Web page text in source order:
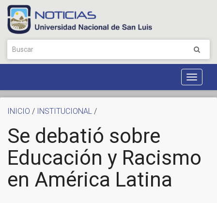
Toggle
INICIO / INSTITUCIONAL /
Se debatió sobre
Educación y Racismo
en América Latina